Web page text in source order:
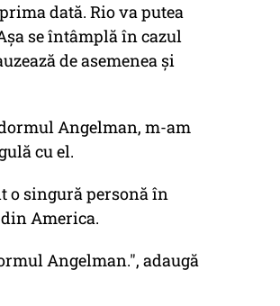
dată. Rio va putea
se întâmplă în cazul
de asemenea şi
Angelman, m-am
cu el.
o singură personă în
America.
Angelman.", adaugă